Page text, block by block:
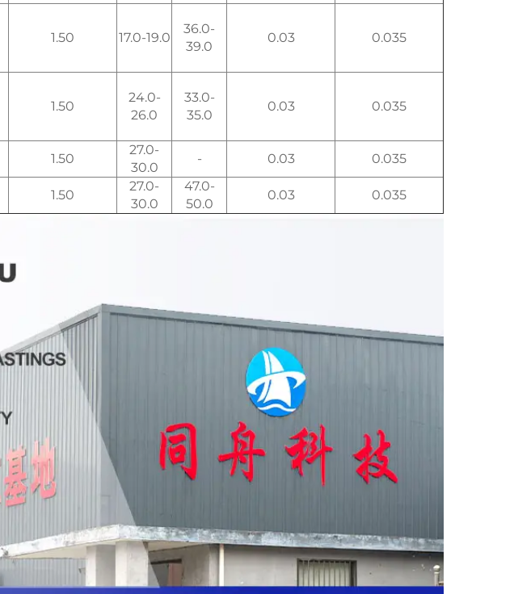
1.50 17.0-19.0
36.0-
39.0
0.03 0.035
1.50
24.0-
26.0
33.0-
35.0
0.03 0.035
1.50
27.0-
30.0
- 0.03 0.035
1.50
27.0-
30.0
47.0-
50.0
0.03 0.035